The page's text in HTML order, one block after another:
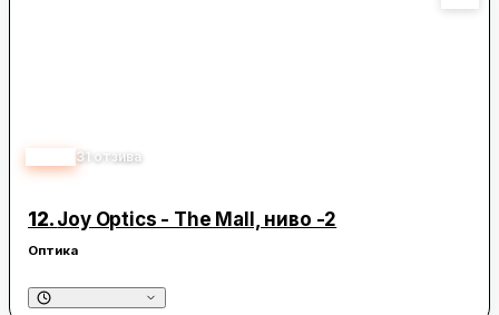
31 отзива
12. Joy Optics - The Mall, ниво -2
Оптика